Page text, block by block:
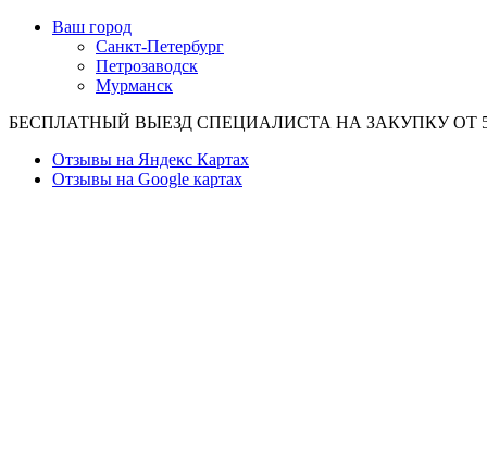
Ваш город
Санкт-Петербург
Петрозаводск
Мурманск
БЕСПЛАТНЫЙ ВЫЕЗД СПЕЦИАЛИСТА НА ЗАКУПКУ ОТ
Отзывы на Яндекс Картах
Отзывы на Google картах